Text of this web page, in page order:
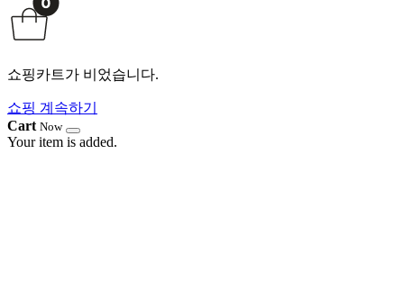
쇼핑카트가 비었습니다.
쇼핑 계속하기
Cart Now
Your item is added.